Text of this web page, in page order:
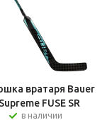
вратаря Bauer
Supreme FUSE SR
в наличии